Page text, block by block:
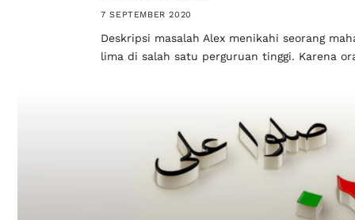
7 SEPTEMBER 2020
Deskripsi masalah Alex menikahi seorang
lima di salah satu perguruan tinggi. Karena